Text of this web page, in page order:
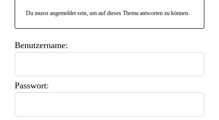
Du musst angemeldet sein, um auf dieses Thema antworten zu können.
Benutzername:
Passwort: